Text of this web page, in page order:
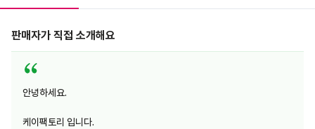
판매자가 직접 소개해요
안녕하세요.
케이팩토리 입니다.